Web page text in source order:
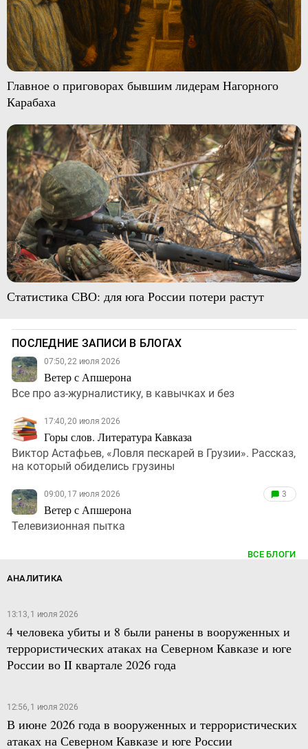
Главное о приговорах бывшим лидерам Нагорного
Карабаха
Статистика СВО: для юга России потери растут
ПОСЛЕДНИЕ ЗАПИСИ В БЛОГАХ
07:50, 22 июля 2026
Ветер с Апшерона
Все про аз-журналистику, в кавычках и без
17:40, 20 июля 2026
Горы слов. Литература Кавказа
Виктор Астафьев, «Ловля пескарей в Грузии». Рассказ,
на который обиделись грузины
09:00, 17 июля 2026
Ветер с Апшерона
3
Телевизионная пытка
ВСЕ БЛОГИ
АНАЛИТИКА
13:13, 1 июля 2026
4 человека убиты и 8 были ранены в вооруженных и
террористических атаках на Северном Кавказе и юге
России во II квартале 2026 года
12:56, 1 июля 2026
В июне 2026 года в вооруженных и террористических
атаках на Северном Кавказе и юге России